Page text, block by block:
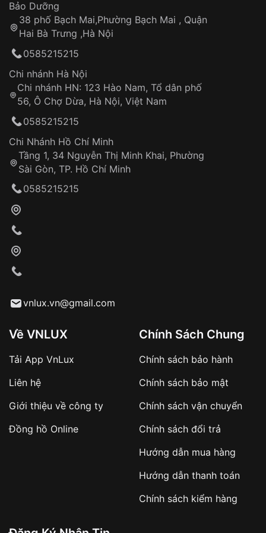
Thời gian tính từ khi xác nhận đơn hàng thành
công
Hotline: 0585 215 215
Từ khóa SEO:
Khách hàng kiểm tra và thanh toán trực tiếp
Từ khóa SEO:
sản phẩm đặc biệt
hàng
Số tiền còn lại thanh toán khi nhận hàng hoặc
✔️ Đảm bảo xử lý đơn hàng nhanh chóng
✔️ Hạn chế tình trạng hủy đơn không mong
Sản phẩm đã bị:
Tự ý sửa chữa
thống VNLUX
Đảm bảo quyền lợi khách hàng
Đồng hành cùng khách hàng trong suốt quá
trình sử dụng
Bảo Dưỡng
38 phố Bạch Mai,Phường Bạch Mai , Quận
Hai Bà Trưng ,Hà Nội
0585215215
Chi nhánh Hà Nội
Chi nhánh HN: 123 Hào Nam, Tổ dân phố
56, Ô Chợ Dừa, Hà Nội, Việt Nam
0585215215
Chi Nhánh Hồ Chí Minh
Tầng 1, 34 Nguyễn Thị Minh Khai, Phường
Sài Gòn, TP. Hồ Chí Minh
0585215215
vnlux.vn@gmail.com
Về VNLUX
Tải App VnLux
Liên hệ
Giới thiệu về công ty
Đồng hồ Online
Chính Sách Chung
Chính sách bảo hành
Chính sách bảo mật
Chính sách vận chuyển
Chính sách đổi trả
Hướng dẫn mua hàng
Hướng dẫn thanh toán
Chính sách kiểm hàng